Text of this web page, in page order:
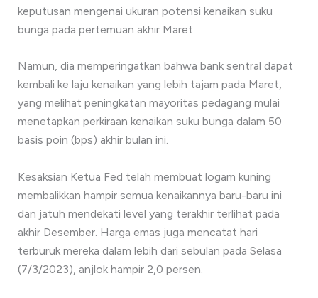
keputusan mengenai ukuran potensi kenaikan suku
bunga pada pertemuan akhir Maret.
Namun, dia memperingatkan bahwa bank sentral dapat
kembali ke laju kenaikan yang lebih tajam pada Maret,
yang melihat peningkatan mayoritas pedagang mulai
menetapkan perkiraan kenaikan suku bunga dalam 50
basis poin (bps) akhir bulan ini.
Kesaksian Ketua Fed telah membuat logam kuning
membalikkan hampir semua kenaikannya baru-baru ini
dan jatuh mendekati level yang terakhir terlihat pada
akhir Desember. Harga emas juga mencatat hari
terburuk mereka dalam lebih dari sebulan pada Selasa
(7/3/2023), anjlok hampir 2,0 persen.